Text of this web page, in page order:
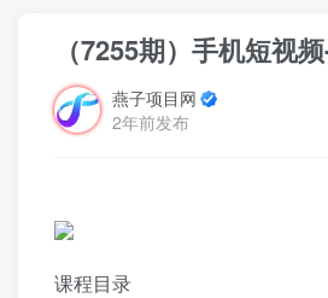
（7255期）手机短视
燕子项目网
2年前发布
课程目录